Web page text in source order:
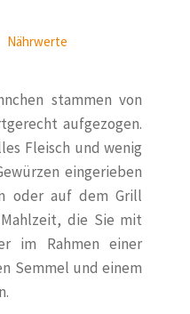
Nährwerte
stammen von
aufgezogen.
Fleisch und wenig
eingerieben
oder auf dem Grill
die Sie mit
im Rahmen einer
Semmel und einem